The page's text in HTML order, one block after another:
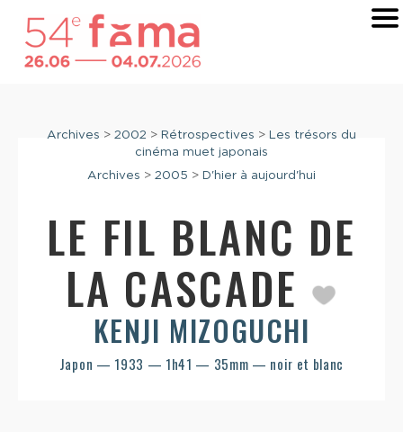
Archives > 2002 > Rétrospectives > Les trésors du
cinéma muet japonais
Archives > 2005 > D'hier à aujourd'hui
LE FIL BLANC DE
LA CASCADE
KENJI MIZOGUCHI
Japon — 1933 — 1h41 — 35mm — noir et blanc